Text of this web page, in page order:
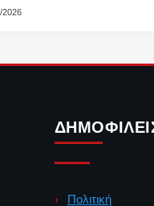
2026
Πολιτική